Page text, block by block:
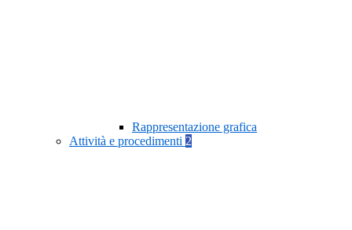
Rappresentazione grafica
Attività e procedimenti 2